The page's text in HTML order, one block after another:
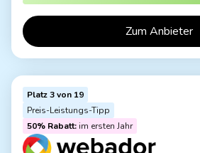
Zum Anbieter
Platz 3 von 19
Preis-Leistungs-Tipp
50% Rabatt: im ersten Jahr